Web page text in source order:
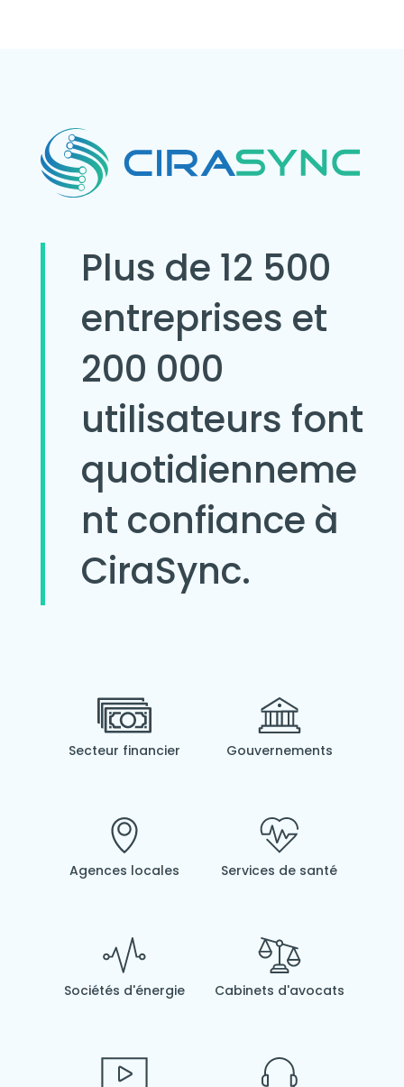
Plus de 12 500
entreprises et
200 000
utilisateurs font
quotidienneme
nt confiance à
CiraSync.
Secteur financier Gouvernements
Agences locales Services de santé
Sociétés d'énergie Cabinets d'avocats